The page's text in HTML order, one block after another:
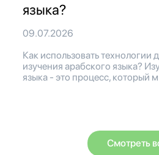
языка?
09.07.2026
Как использовать технологии
изучения арабского языка?
языка - это процесс, который
Смотреть